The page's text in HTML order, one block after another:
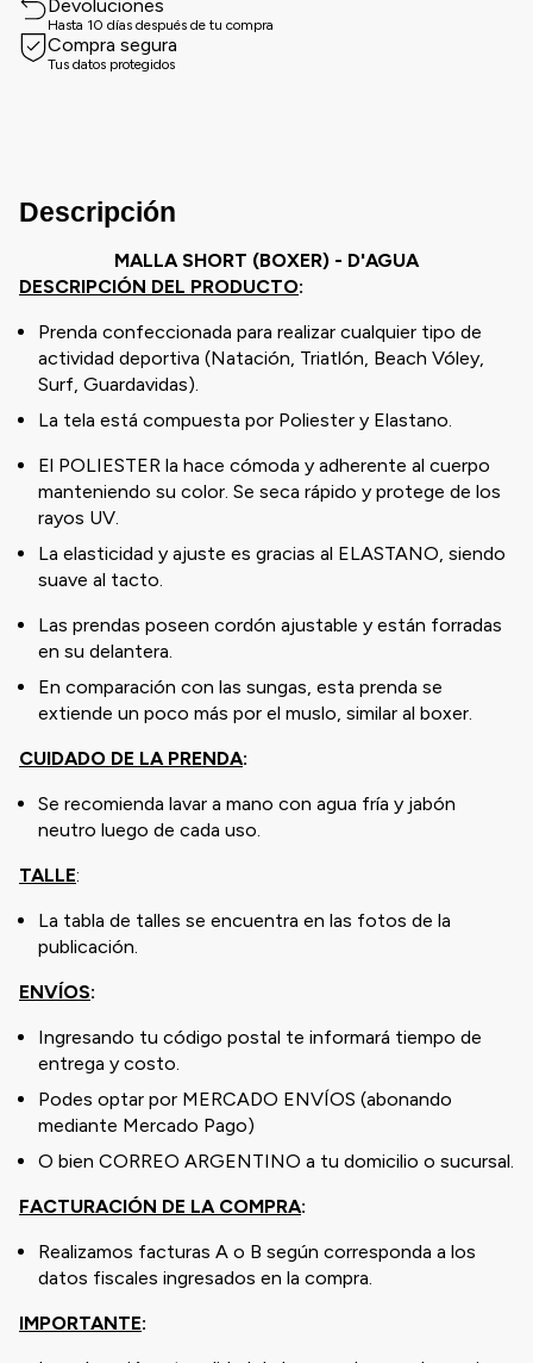
Devoluciones
Hasta 10 días después de tu compra
Compra segura
Tus datos protegidos
Descripción
MALLA SHORT (BOXER) - D'AGUA
DESCRIPCIÓN DEL PRODUCTO:
Prenda confeccionada para realizar cualquier tipo de
actividad deportiva (Natación, Triatlón, Beach Vóley,
Surf, Guardavidas).
La tela está compuesta por Poliester y Elastano.
El POLIESTER la hace cómoda y adherente al cuerpo
manteniendo su color. Se seca rápido y protege de los
rayos UV.
La elasticidad y ajuste es gracias al ELASTANO, siendo
suave al tacto.
Las prendas poseen cordón ajustable y están forradas
en su delantera.
En comparación con las sungas, esta prenda se
extiende un poco más por el muslo, similar al boxer.
CUIDADO DE LA PRENDA:
Se recomienda lavar a mano con agua fría y jabón
neutro luego de cada uso.
TALLE:
La tabla de talles se encuentra en las fotos de la
publicación.
ENVÍOS:
Ingresando tu código postal te informará tiempo de
entrega y costo.
Podes optar por MERCADO ENVÍOS (abonando
mediante Mercado Pago)
O bien CORREO ARGENTINO a tu domicilio o sucursal.
FACTURACIÓN DE LA COMPRA:
Realizamos facturas A o B según corresponda a los
datos fiscales ingresados en la compra.
IMPORTANTE: